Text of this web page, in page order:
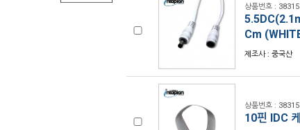
상품번호 :
Cm
제조사 : 중국산
상품번호 :
10핀 IDC